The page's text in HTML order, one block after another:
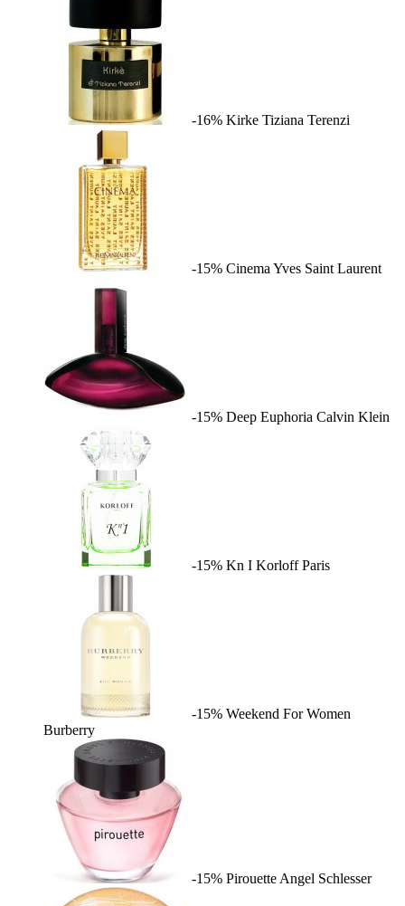
-16% Kirke Tiziana Terenzi
-15% Cinema Yves Saint Laurent
-15% Deep Euphoria Calvin Klein
-15% Kn I Korloff Paris
-15% Weekend For Women
Burberry
-15% Pirouette Angel Schlesser